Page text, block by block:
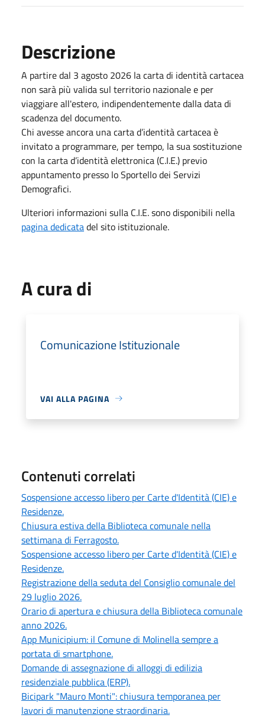
Descrizione
A partire dal 3 agosto 2026 la carta di identità cartacea
non sarà più valida sul territorio nazionale e per
viaggiare all'estero, indipendentemente dalla data di
scadenza del documento.
Chi avesse ancora una carta d’identità cartacea è
invitato a programmare, per tempo, la sua sostituzione
con la carta d’identità elettronica (C.I.E.) previo
appuntamento presso lo Sportello dei Servizi
Demografici.
Ulteriori informazioni sulla C.I.E. sono disponibili nella
pagina dedicatadel sito istituzionale.
A cura di
Comunicazione Istituzionale
VAI ALLA PAGINA
Contenuti correlati
Sospensione accesso libero per Carte d'Identità (CIE) e
Residenze.
Chiusura estiva della Biblioteca comunale nella
settimana di Ferragosto.
Sospensione accesso libero per Carte d'Identità (CIE) e
Residenze.
Registrazione della seduta del Consiglio comunale del
29 luglio 2026.
Orario di apertura e chiusura della Biblioteca comunale
anno 2026.
App Municipium: il Comune di Molinella sempre a
portata di smartphone.
Domande di assegnazione di alloggi di edilizia
residenziale pubblica (ERP).
Bicipark "Mauro Monti": chiusura temporanea per
lavori di manutenzione straordinaria.